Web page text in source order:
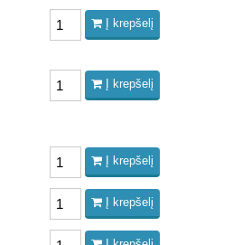
Į krepšelį
Į krepšelį
Į krepšelį
Į krepšelį